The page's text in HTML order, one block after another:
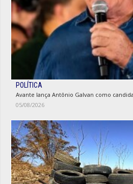
POLÍTICA
Avante lança Antônio Galvan como
05/08/2026